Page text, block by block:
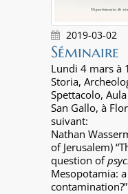
2019-03-02
Séminaire
Lundi 4 mars à
Storia,
Spettacolo,
San Gallo, à
suivant:
Nathan
of Jerusalem)
question of
Mesopotamia:
contamination?”